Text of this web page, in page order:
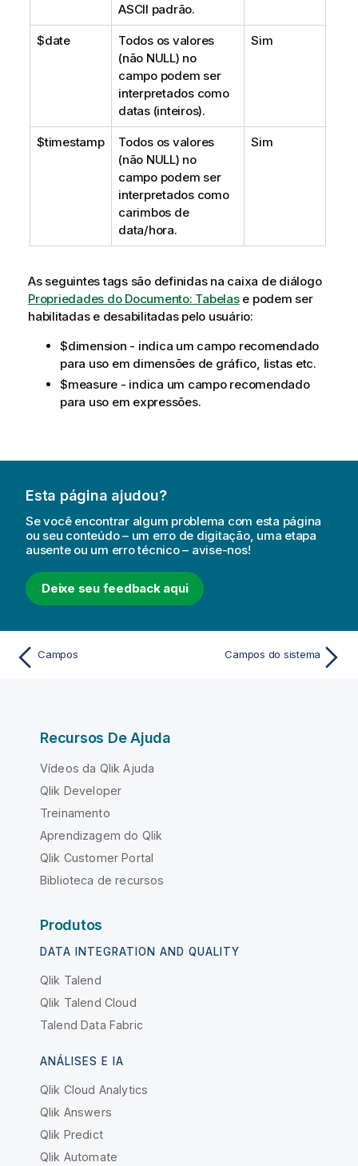
ASCII padrão.
$date
Todos os valores
(não NULL) no
campo podem ser
interpretados como
datas (inteiros).
Sim
$timestamp
Todos os valores
(não NULL) no
campo podem ser
interpretados como
carimbos de
data/hora.
Sim
As seguintes tags são definidas na caixa de diálogo
Propriedades do Documento: Tabelase podem ser
habilitadas e desabilitadas pelo usuário:
$dimension - indica um campo recomendado
para uso em dimensões de gráfico, listas etc.
$measure - indica um campo recomendado
para uso em expressões.
Esta página ajudou?
Se você encontrar algum problema com esta página
ou seu conteúdo – um erro de digitação, uma etapa
ausente ou um erro técnico – avise-nos!
Deixe seu feedback aqui
Campos Campos do sistema
Recursos De Ajuda
Vídeos da Qlik Ajuda
Qlik Developer
Treinamento
Aprendizagem do Qlik
Qlik Customer Portal
Biblioteca de recursos
Produtos
DATA INTEGRATION AND QUALITY
Qlik Talend
Qlik Talend Cloud
Talend Data Fabric
ANÁLISES E IA
Qlik Cloud Analytics
Qlik Answers
Qlik Predict
Qlik Automate